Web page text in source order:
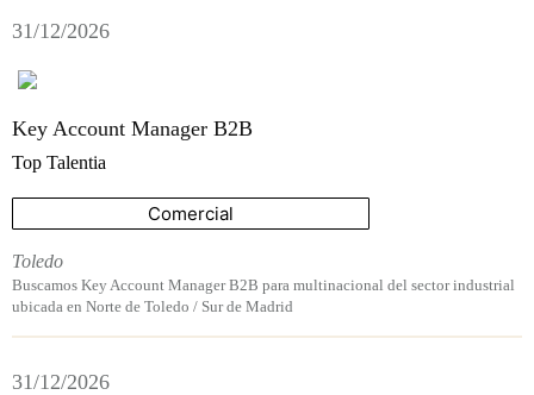
31/12/2026
Key Account Manager B2B
Top Talentia
Comercial
Toledo
Buscamos Key Account Manager B2B para multinacional del sector industrial
ubicada en Norte de Toledo / Sur de Madrid
31/12/2026